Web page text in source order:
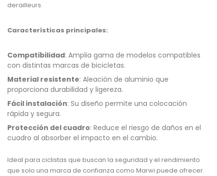
derailleurs.
Características principales:
Compatibilidad: Amplia gama de modelos compatibles
con distintas marcas de bicicletas.
Material resistente: Aleación de aluminio que
proporciona durabilidad y ligereza.
Fácil instalación: Su diseño permite una colocación
rápida y segura.
Protección del cuadro: Reduce el riesgo de daños en el
cuadro al absorber el impacto en el cambio.
Ideal para ciclistas que buscan la seguridad y el rendimiento
que solo una marca de confianza como Marwi puede ofrecer.